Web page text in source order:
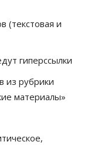
ЧС не будет
БПЛА
(текстовая и
гиперссылки
из рубрики
материалы»